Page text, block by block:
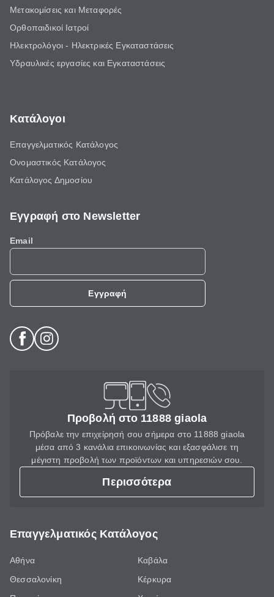
Μετακομίσεις και Μεταφορές
Ορθοπαιδικοί Ιατροί
Ηλεκτρολόγοι - Ηλεκτρικές Εγκαταστάσεις
Υδραυλικές εργασίες και Εγκαταστάσεις
Κατάλογοι
Επαγγελματικός Κατάλογος
Ονομαστικός Κατάλογος
Κατάλογος Δημοσίου
Εγγραφή στο Newsletter
Email
Εγγραφή
Προβολή στο 11888 giaola
Πρόβαλε την επιχείρησή σου σήμερα στο 11888 giaola
μέσα από 3 κανάλια επικοινωνίας και εξασφάλισε τη
μέγιστη προβολή των προϊόντων και υπηρεσιών σου.
Περισσότερα
Επαγγελματικός Κατάλογος
Αθήνα
Θεσσαλονίκη
Καβάλα
Κέρκυρα